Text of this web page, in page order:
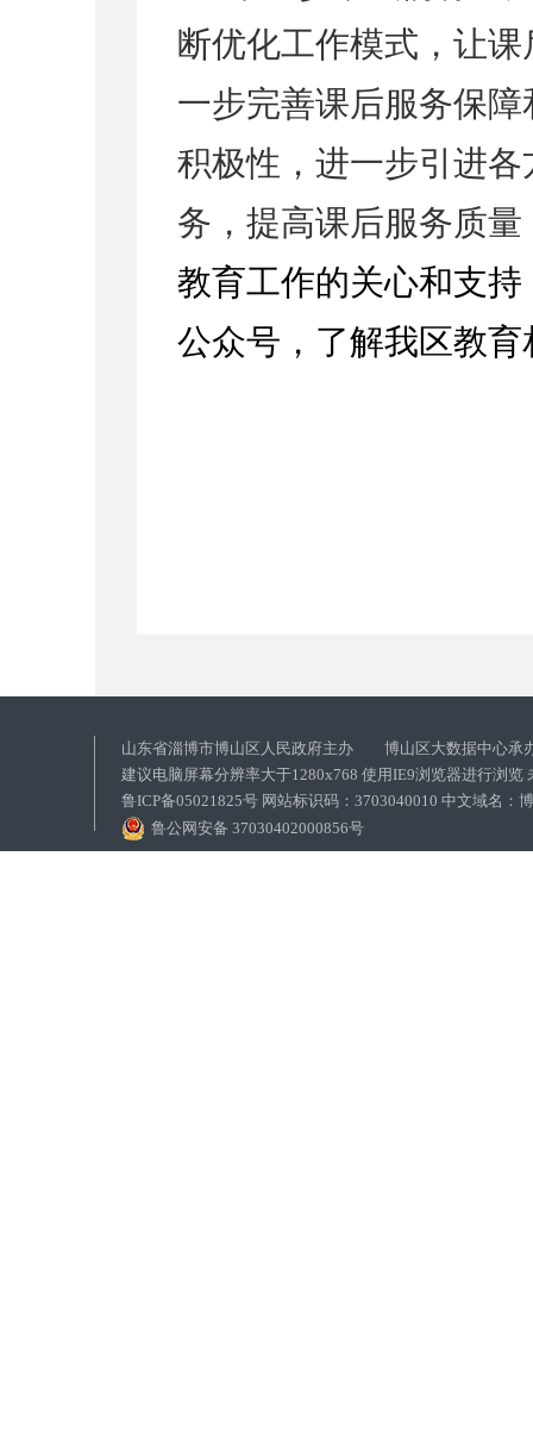
断优化工作模式，让
一步完善课后服务保
积极性，进一步引进
务，提高课后服务质
教育工作的关心和支
公众号，了解我区教
山东省淄博市博山区人民政府主办 博山区大数据中心承
建议电脑屏幕分辨率大于1280x768 使用IE9浏览器进行浏览
鲁ICP备05021825号 网站标识码：3703040010 中文域名：
鲁公网安备 37030402000856号